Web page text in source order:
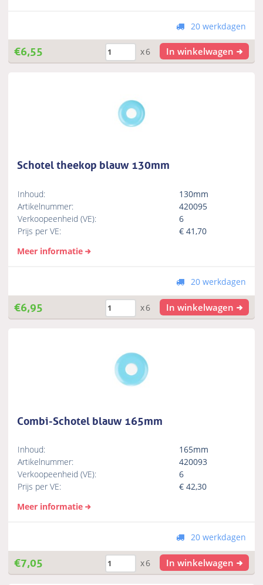
20 werkdagen
€6,55 x6 In winkelwagen
Schotel theekop blauw 130mm
Inhoud:
130mm
Artikelnummer:
420095
Verkoopeenheid (VE):
6
Prijs per VE:
€41,70
Meer informatie
20 werkdagen
€6,95 x6 In winkelwagen
Combi-Schotel blauw 165mm
Inhoud:
165mm
Artikelnummer:
420093
Verkoopeenheid (VE):
6
Prijs per VE:
€42,30
Meer informatie
20 werkdagen
€7,05 x6 In winkelwagen